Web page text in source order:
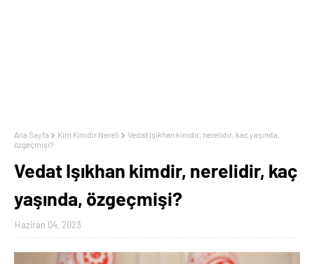
Ana Sayfa Kim Kimdir Nereli
Vedat Işıkhan kimdir, nerelidir, kaç yaşında,
özgeçmişi?
Vedat Işıkhan kimdir, nerelidir, kaç
yaşında, özgeçmişi?
Haziran 04, 2023